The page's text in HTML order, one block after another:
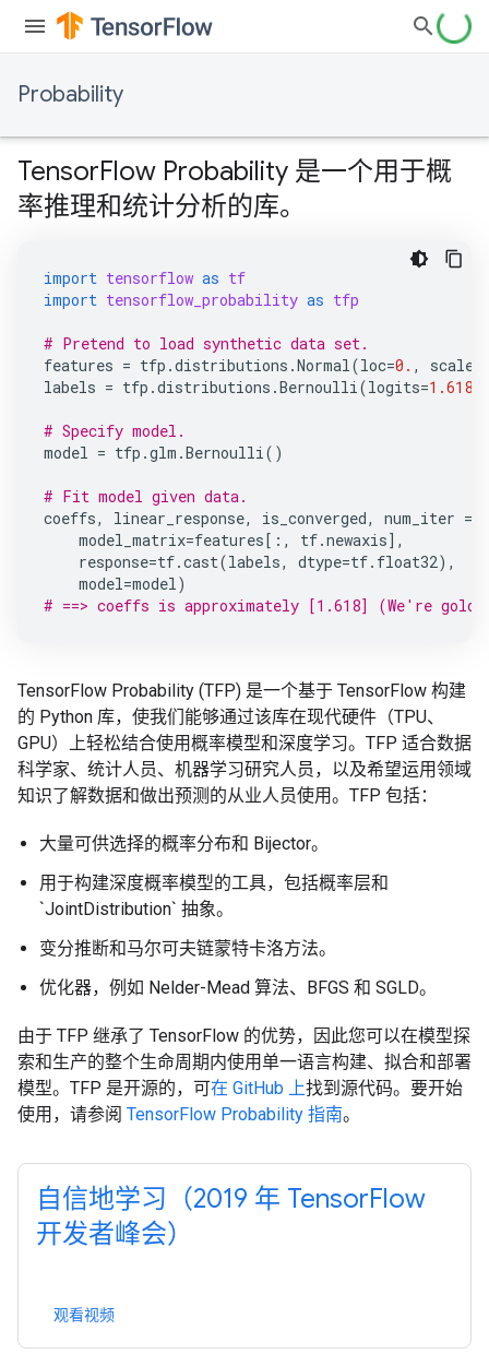
Probability
TensorFlow Probability 是一个用于概
率推理和统计分析的库。
import tensorflow as tf
import tensorflow_probability as tfp
# Pretend to load synthetic data set.
features = tfp .distributions .Normal(loc=0. , scale
labels = tfp .distributions .Bernoulli(logits=1.618
# Specify model.
model = tfp .glm .Bernoulli()
# Fit model given data.
coeffs, linear_response, is_converged, num_iter =
model_matrix=features[:, tf.newaxis],
response=tf.cast(labels, dtype=tf. float32),
model=model)
# ==> coeffs is approximately [1.618] (We're
TensorFlow Probability (TFP) 是一个基于 TensorFlow 构建
的 Python 库，使我们能够通过该库在现代硬件（TPU、
GPU）上轻松结合使用概率模型和深度学习。TFP 适合数据
科学家、统计人员、机器学习研究人员，以及希望运用领域
知识了解数据和做出预测的从业人员使用。TFP 包括：
大量可供选择的概率分布和 Bijector。
用于构建深度概率模型的工具，包括概率层和
`JointDistribution` 抽象。
变分推断和马尔可夫链蒙特卡洛方法。
优化器，例如 Nelder-Mead 算法、BFGS 和 SGLD。
由于 TFP 继承了 TensorFlow 的优势，因此您可以在模型探
索和生产的整个生命周期内使用单一语言构建、拟合和部署
模型。TFP 是开源的，可在 GitHub 上找到源代码。要开始
使用，请参阅 TensorFlow Probability 指南。
自信地学习（2019 年 TensorFlow
开发者峰会）
观看视频